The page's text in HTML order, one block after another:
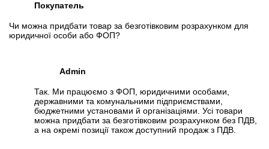
Покупатель
Чи можна придбати товар за безготівковим розрахунком для
юридичної особи або ФОП?
Admin
Так. Ми працюємо з ФОП, юридичними особами,
державними та комунальними підприємствами,
бюджетними установами й організаціями. Усі товари
можна придбати за безготівковим розрахунком без ПДВ,
а на окремі позиції також доступний продаж з ПДВ.